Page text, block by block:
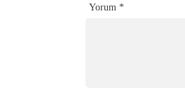
Yorum *